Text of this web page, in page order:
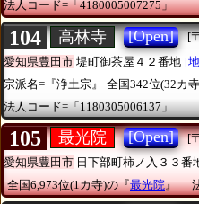
法人コード=「4180005007275」
104 高林寺 [Open]
[
愛知県豊田市 堤町御茶屋４２番地 [
宗派名=『浄土宗』
全国342位(32カ
法人コード=「1180305006137」
105 最光院 [Open]
[
愛知県豊田市 日下部町柿ノ入３３番
全国6,973位(1カ寺)の『最光院』